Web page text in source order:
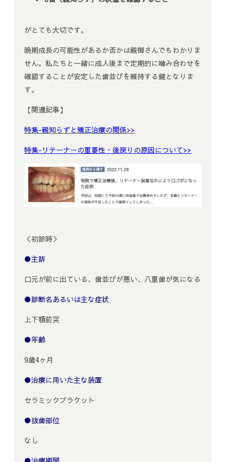
がとても大切です。
晩期成長の可能性があるか否かは親御さんでもわかりま
せん。私たちと一緒に成人後まで定期的に噛み合わせを
確認することが安定した歯並びを維持する鍵となりま
す。
【関連記事】
特集-親知らずと矯正治療の関係>>
特集-リテーナーの重要性・後戻りの原因について>>
＜初診時＞
●主訴
口元が前に出ている、歯並びが悪い、八重歯が気になる
●診断名あるいは主な症状
上下顎前突
●年齢
9歳4ヶ月
●治療に用いた主な装置
セラミックブラケット
●抜歯部位
なし